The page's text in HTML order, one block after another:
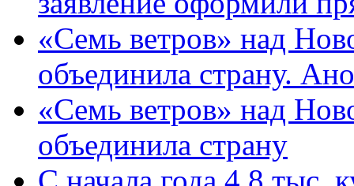
«Семь ветров» над
объединила страну.
«Семь ветров» над
объединила страну